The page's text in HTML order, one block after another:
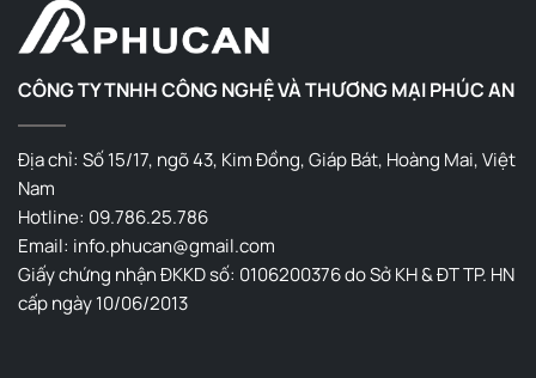
CÔNG TY TNHH CÔNG NGHỆ VÀ THƯƠNG MẠI PHÚC AN
Địa chỉ: Số 15/17, ngõ 43, Kim Đồng, Giáp Bát, Hoàng Mai, Việt
Nam
Hotline: 09.786.25.786
Email: info.phucan@gmail.com
Giấy chứng nhận ĐKKD số: 0106200376 do Sở KH & ĐT TP. HN
cấp ngày 10/06/2013